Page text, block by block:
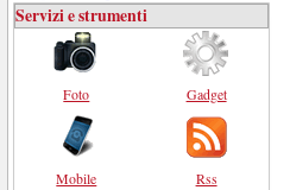
Servizi e strumenti
Foto
Mobile
Gadget
Rss